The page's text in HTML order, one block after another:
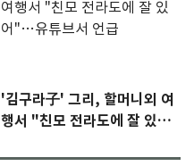
'김구라子' 그리, 할머니외 여
행서 "친모 전라도에 잘 있